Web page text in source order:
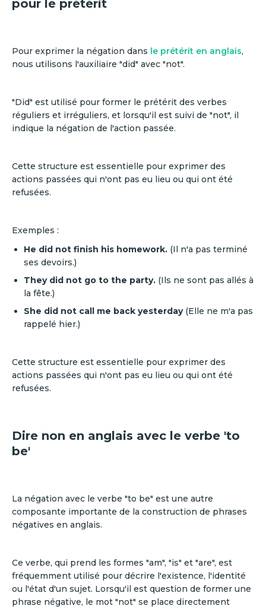
pour le prétérit
Pour exprimer la négation dans le prétérit en anglais,
nous utilisons l'auxiliaire "did" avec "not".
"Did" est utilisé pour former le prétérit des verbes
réguliers et irréguliers, et lorsqu'il est suivi de "not", il
indique la négation de l'action passée.
Cette structure est essentielle pour exprimer des
actions passées qui n'ont pas eu lieu ou qui ont été
refusées.
Exemples :
He did not finish his homework. (Il n'a pas terminé
ses devoirs.)
They did not go to the party. (Ils ne sont pas allés à
la fête.)
She did not call me back yesterday(Elle ne m'a pas
rappelé hier.)
Cette structure est essentielle pour exprimer des
actions passées qui n'ont pas eu lieu ou qui ont été
refusées.
Dire non en anglais avec le verbe 'to
be'
La négation avec le verbe "to be" est une autre
composante importante de la construction de phrases
négatives en anglais.
Ce verbe, qui prend les formes "am", "is" et "are", est
fréquemment utilisé pour décrire l'existence, l'identité
ou l'état d'un sujet. Lorsqu'il est question de former une
phrase négative, le mot "not" se place directement